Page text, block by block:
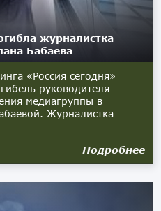
журналистка
Бабаева
«Россия сегодня»
руководителя
медиагруппы в
Журналистка
Подробнее